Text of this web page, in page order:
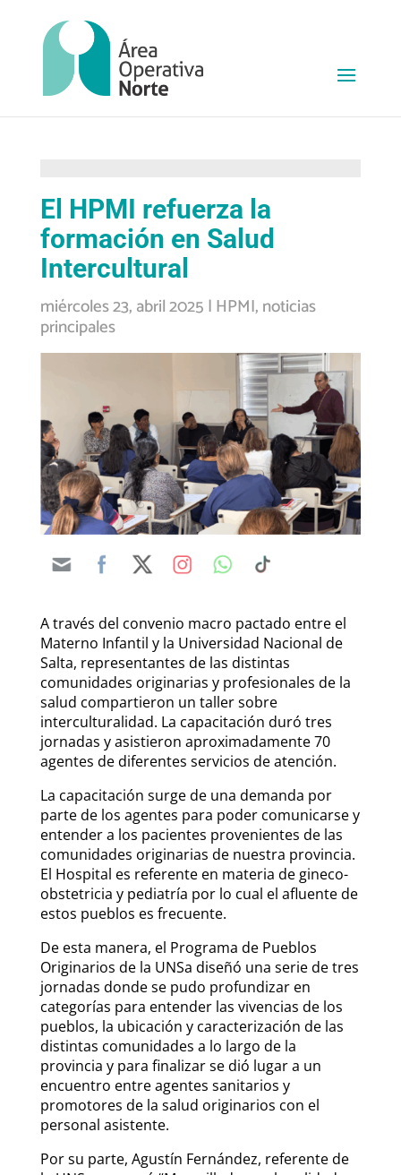
El HPMI refuerza la
formación en Salud
Intercultural
miércoles 23, abril 2025|HPMI,noticias
principales
A través del convenio macro pactado entre el
Materno Infantil y la Universidad Nacional de
Salta, representantes de las distintas
comunidades originarias y profesionales de la
salud compartieron un taller sobre
interculturalidad. La capacitación duró tres
jornadas y asistieron aproximadamente 70
agentes de diferentes servicios de atención.
La capacitación surge de una demanda por
parte de los agentes para poder comunicarse y
entender a los pacientes provenientes de las
comunidades originarias de nuestra provincia.
El Hospital es referente en materia de gineco-
obstetricia y pediatría por lo cual el afluente de
estos pueblos es frecuente.
De esta manera, el Programa de Pueblos
Originarios de la UNSa diseñó una serie de tres
jornadas donde se pudo profundizar en
categorías para entender las vivencias de los
pueblos, la ubicación y caracterización de las
distintas comunidades a lo largo de la
provincia y para finalizar se dió lugar a un
encuentro entre agentes sanitarios y
promotores de la salud originarios con el
personal asistente.
Por su parte, Agustín Fernández, referente de